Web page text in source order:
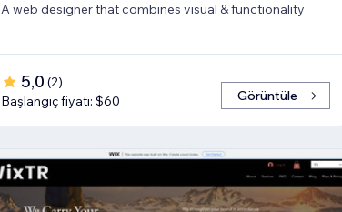
A web designer that combines visual & functionality
5,0 (2)
Başlangıç fiyatı: $60
Görüntüle